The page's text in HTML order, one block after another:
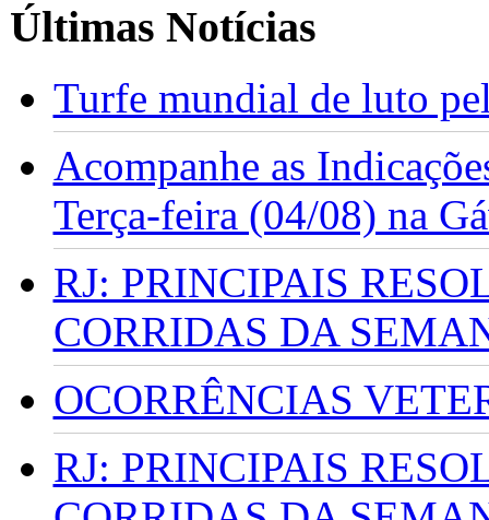
Últimas Notícias
Turfe mundial de luto
Acompanhe as
Terça-feira (04/08) na
RJ: PRINCIPAIS
CORRIDAS DA
OCORRÊNCIAS
RJ: PRINCIPAIS